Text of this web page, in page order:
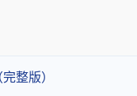
整版）